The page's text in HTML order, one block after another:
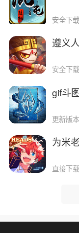
安全下
遵义
安全下载
gif斗
更新版本
为米
直接下